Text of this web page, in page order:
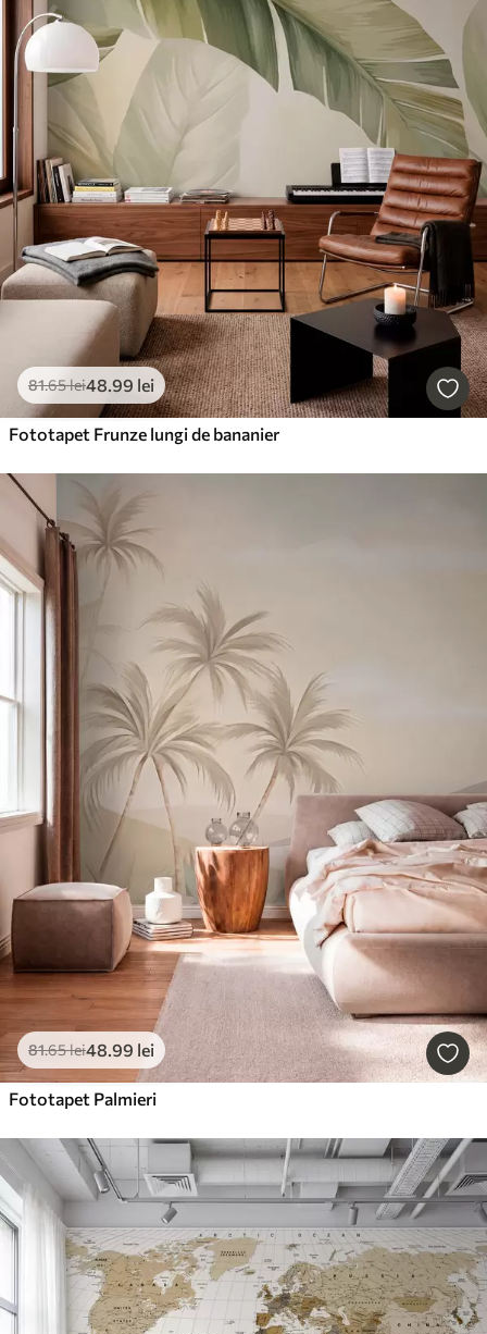
81.65lei48.99 lei
Fototapet Frunze lungi de bananier
81.65lei48.99 lei
Fototapet Palmieri